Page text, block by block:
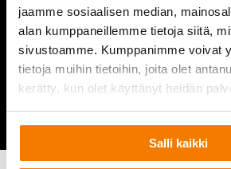
jaamme sosiaalisen median,
alan kumppaneillemme tietoja siitä,
sivustoamme. Kumppanimme voivat
tietoja muihin tietoihin, joita olet
kerätty, kun olet käyttänyt heidän
Salli kaikki
2026 @ Purkupiha
All rights
Rekisteriseloste
Järjestelmien
Evastekaytannot